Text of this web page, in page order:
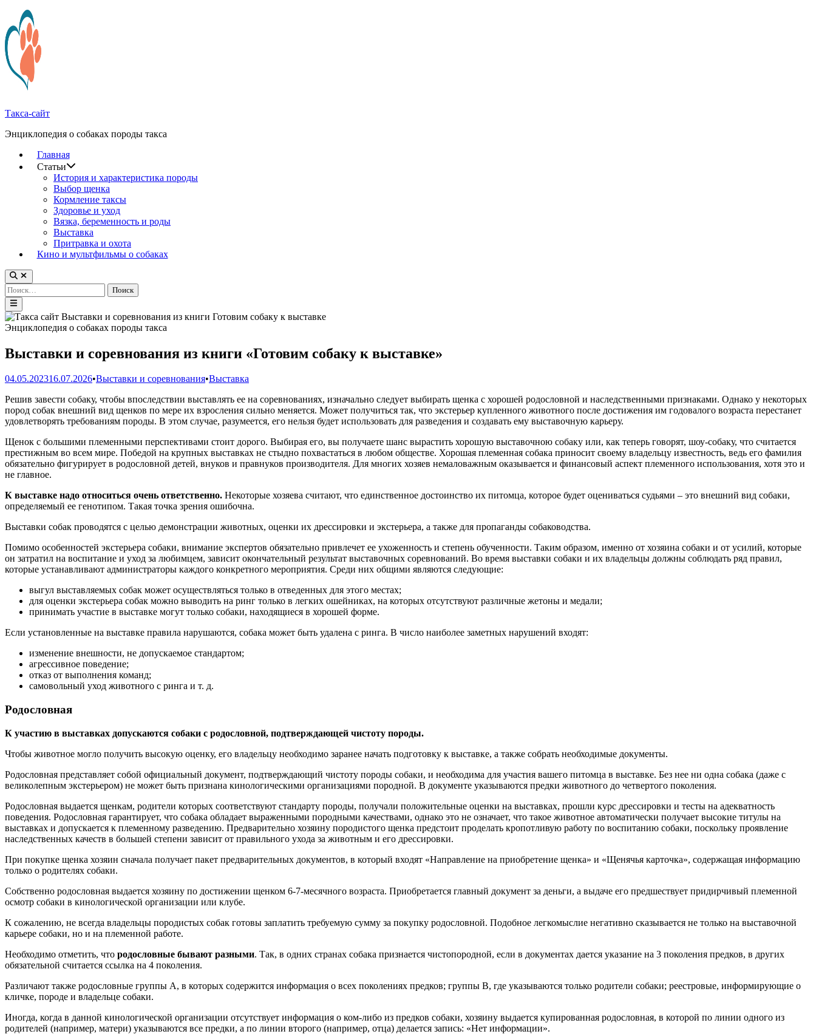
Перейти
содержимому
Такса-сайт
Энциклопедия о собаках породы такса
Главная
Статьи
История и характеристика породы
Выбор щенка
Кормление таксы
Здоровье и уход
Вязка, беременность и роды
Выставка
Притравка и охота
Кино и мультфильмы о собаках
Открыть
поиск
Найти:
Главное
меню
Энциклопедия о собаках породы такса
Выставки и соревнования из книги «Готовим собаку к выставке»
04.05.202316.07.2026•Выставки и соревнования•Опубликовано
Выставка
Решив завести собаку, чтобы впоследствии выставлять ее на соревнованиях, изначально следует выбирать щенка с хорошей родословной и наследственными признаками. Однако у некоторых
пород собак внешний вид щенков по мере их взросления сильно меняется. Может получиться так, что экстерьер купленного животного после достижения им годовалого возраста перестанет
удовлетворять требованиям породы. В этом случае, разумеется, его нельзя будет использовать для разведения и создавать ему выставочную карьеру.
Щенок с большими племенными перспективами стоит дорого. Выбирая его, вы получаете шанс вырастить хорошую выставочною собаку или, как теперь говорят, шоу-собаку, что считается
престижным во всем мире. Победой на крупных выставках не стыдно похвастаться в любом обществе. Хорошая племенная собака приносит своему владельцу известность, ведь его фамилия
обязательно фигурирует в родословной детей, внуков и правнуков производителя. Для многих хозяев немаловажным оказывается и финансовый аспект племенного использования, хотя это и
не главное.
К выставке надо относиться очень ответственно. Некоторые хозяева считают, что единственное достоинство их питомца, которое будет оцениваться судьями – это внешний вид собаки,
определяемый ее генотипом. Такая точка зрения ошибочна.
Выставки собак проводятся с целью демонстрации животных, оценки их дрессировки и экстерьера, а также для пропаганды собаководства.
Помимо особенностей экстерьера собаки, внимание экспертов обязательно привлечет ее ухоженность и степень обученности. Таким образом, именно от хозяина собаки и от усилий, которые
он затратил на воспитание и уход за любимцем, зависит окончательный результат выставочных соревнований. Во время выставки собаки и их владельцы должны соблюдать ряд правил,
которые устанавливают администраторы каждого конкретного мероприятия. Среди них общими являются следующие:
выгул выставляемых собак может осуществляться только в отведенных для этого местах;
для оценки экстерьера собак можно выводить на ринг только в легких ошейниках, на которых отсутствуют различные жетоны и медали;
принимать участие в выставке могут только собаки, находящиеся в хорошей форме.
Если установленные на выставке правила нарушаются, собака может быть удалена с ринга. В число наиболее заметных нарушений входят:
изменение внешности, не допускаемое стандартом;
агрессивное поведение;
отказ от выполнения команд;
самовольный уход животного с ринга и т. д.
Родословная
К участию в выставках допускаются собаки с родословной, подтверждающей чистоту породы.
Чтобы животное могло получить высокую оценку, его владельцу необходимо заранее начать подготовку к выставке, а также собрать необходимые документы.
Родословная представляет собой официальный документ, подтверждающий чистоту породы собаки, и необходима для участия вашего питомца в выставке. Без нее ни одна собака (даже с
великолепным экстерьером) не может быть признана кинологическими организациями породной. В документе указываются предки животного до четвертого поколения.
Родословная выдается щенкам, родители которых соответствуют стандарту породы, получали положительные оценки на выставках, прошли курс дрессировки и тесты на адекватность
поведения. Родословная гарантирует, что собака обладает выраженными породными качествами, однако это не означает, что такое животное автоматически получает высокие титулы на
выставках и допускается к племенному разведению. Предварительно хозяину породистого щенка предстоит проделать кропотливую работу по воспитанию собаки, поскольку проявление
наследственных качеств в большей степени зависит от правильного ухода за животным и его дрессировки.
При покупке щенка хозяин сначала получает пакет предварительных документов, в который входят «Направление на приобретение щенка» и «Щенячья карточка», содержащая информацию
только о родителях собаки.
Собственно родословная выдается хозяину по достижении щенком 6-7-месячного возраста. Приобретается главный документ за деньги, а выдаче его предшествует придирчивый племенной
осмотр собаки в кинологической организации или клубе.
К сожалению, не всегда владельцы породистых собак готовы заплатить требуемую сумму за покупку родословной. Подобное легкомыслие негативно сказывается не только на выставочной
карьере собаки, но и на племенной работе.
Необходимо отметить, что родословные бывают разными. Так, в одних странах собака признается чистопородной, если в документах дается указание на 3 поколения предков, в других
обязательной считается ссылка на 4 поколения.
Различают также родословные группы А, в которых содержится информация о всех поколениях предков; группы В, где указываются только родители собаки; реестровые, информирующие о
кличке, породе и владельце собаки.
Иногда, когда в данной кинологической организации отсутствует информация о ком-либо из предков собаки, хозяину выдается купированная родословная, в которой по линии одного из
родителей (например, матери) указываются все предки, а по линии второго (например, отца) делается запись: «Нет информации».